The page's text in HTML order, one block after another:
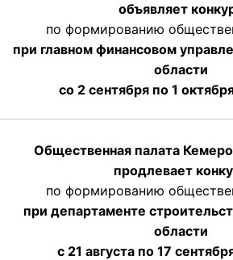
объявляет
по формированию
при главном финансовом
области
со 2 сентября по 1
Общественная палата
продлевает
по формированию
при департаменте
области
с 21 августа по 17